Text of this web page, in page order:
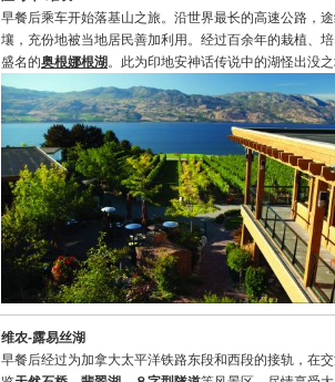
早餐后乘车开始落基山之旅。沿世界最长的高速公路，
壤，充份地被当地居民善加利用。经过百余年的栽植、
盛名的奥根娜根湖。此为印地安神话传说中的湖怪出没
维农-露易丝湖
早餐后经过为加拿大太平洋铁路东段和西段的接轨，在